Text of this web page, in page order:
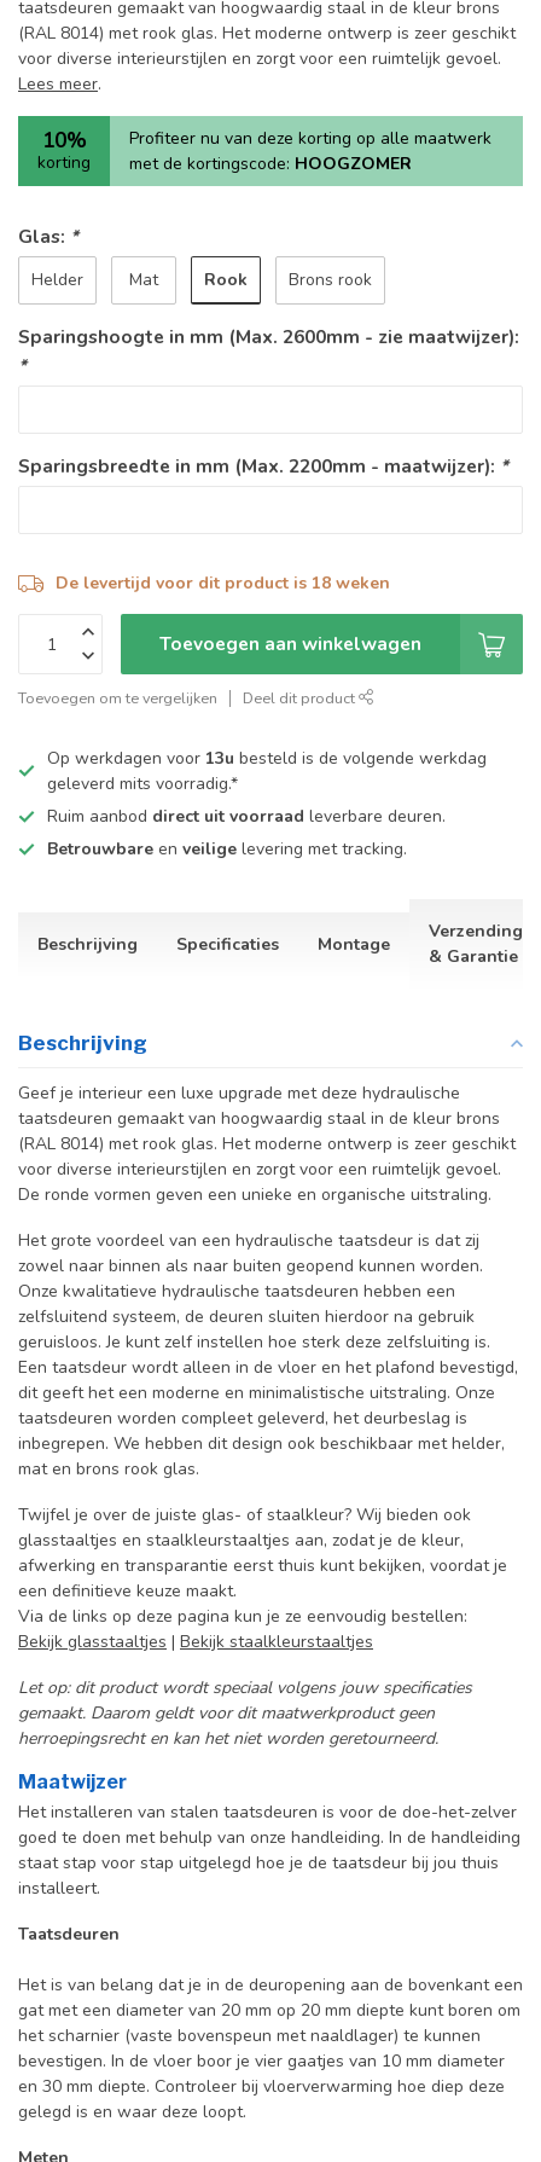
taatsdeuren gemaakt van hoogwaardig staal in de kleur brons
(RAL 8014) met rook glas. Het moderne ontwerp is zeer geschikt
voor diverse interieurstijlen en zorgt voor een ruimtelijk gevoel.
Lees meer.
10%
korting
Profiteer nu van deze korting op alle maatwerk
met de kortingscode: HOOGZOMER
Glas: *
Helder Mat Rook Brons rook
Sparingshoogte in mm (Max. 2600mm - zie maatwijzer):
*
Sparingsbreedte in mm (Max. 2200mm - maatwijzer): *
De levertijd voor dit product is 18 weken
Toevoegen aan winkelwagen
Toevoegen om te vergelijken Deel dit product
Op werkdagen voor 13u besteld is de volgende werkdag
geleverd mits voorradig.*
Ruim aanbod direct uit voorraad leverbare deuren.
Betrouwbare en veilige levering met tracking.
Beschrijving Specificaties Montage
Verzending
& Garantie
Beschrijving
Geef je interieur een luxe upgrade met deze hydraulische
taatsdeuren gemaakt van hoogwaardig staal in de kleur brons
(RAL 8014) met rook glas. Het moderne ontwerp is zeer geschikt
voor diverse interieurstijlen en zorgt voor een ruimtelijk gevoel.
De ronde vormen geven een unieke en organische uitstraling.
Het grote voordeel van een hydraulische taatsdeur is dat zij
zowel naar binnen als naar buiten geopend kunnen worden.
Onze kwalitatieve hydraulische taatsdeuren hebben een
zelfsluitend systeem, de deuren sluiten hierdoor na gebruik
geruisloos. Je kunt zelf instellen hoe sterk deze zelfsluiting is.
Een taatsdeur wordt alleen in de vloer en het plafond bevestigd,
dit geeft het een moderne en minimalistische uitstraling. Onze
taatsdeuren worden compleet geleverd, het deurbeslag is
inbegrepen. We hebben dit design ook beschikbaar met helder,
mat en brons rook glas.
Twijfel je over de juiste glas- of staalkleur? Wij bieden ook
glasstaaltjes en staalkleurstaaltjes aan, zodat je de kleur,
afwerking en transparantie eerst thuis kunt bekijken, voordat je
een definitieve keuze maakt.
Via de links op deze pagina kun je ze eenvoudig bestellen:
Bekijk glasstaaltjes | Bekijk staalkleurstaaltjes
Let op: dit product wordt speciaal volgens jouw specificaties
gemaakt. Daarom geldt voor dit maatwerkproduct geen
herroepingsrecht en kan het niet worden geretourneerd.
Maatwijzer
Het installeren van stalen taatsdeuren is voor de doe-het-zelver
goed te doen met behulp van onze handleiding. In de handleiding
staat stap voor stap uitgelegd hoe je de taatsdeur bij jou thuis
installeert.
Taatsdeuren
Het is van belang dat je in de deuropening aan de bovenkant een
gat met een diameter van 20 mm op 20 mm diepte kunt boren om
het scharnier (vaste bovenspeun met naaldlager) te kunnen
bevestigen. In de vloer boor je vier gaatjes van 10 mm diameter
en 30 mm diepte. Controleer bij vloerverwarming hoe diep deze
gelegd is en waar deze loopt.